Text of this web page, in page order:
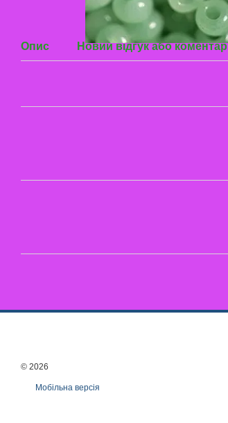
Опис Новий відгук або коментар
© 2026
Мобільна версія